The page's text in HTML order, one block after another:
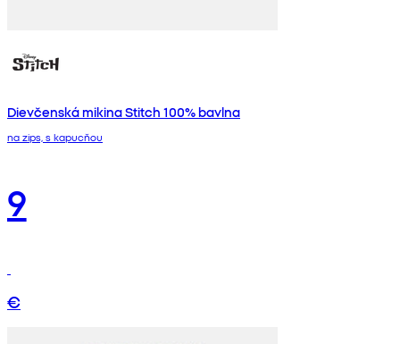
Dievčenská mikina Stitch 100% bavlna
na zips, s kapucňou
9
€